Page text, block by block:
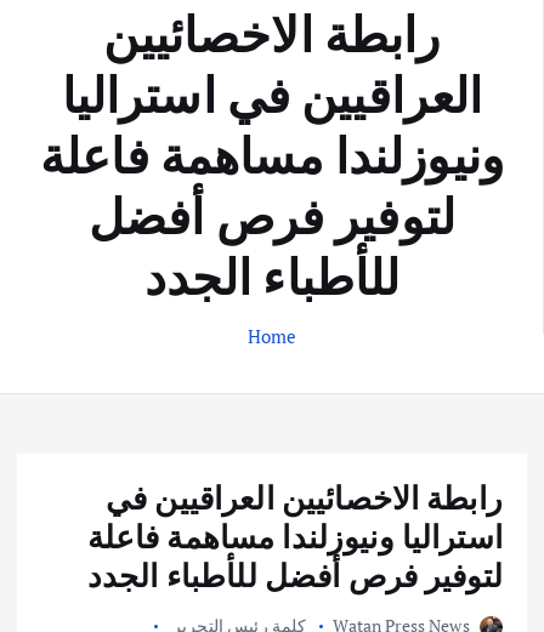
رابطة الاخصائيين
العراقيين في استراليا
ونيوزلندا مساهمة فاعلة
لتوفير فرص أفضل
للأطباء الجدد
Home
رابطة الاخصائيين العراقيين في
استراليا ونيوزلندا مساهمة فاعلة
لتوفير فرص أفضل للأطباء الجدد
Watan Press News
كلمة رئيس التحرير